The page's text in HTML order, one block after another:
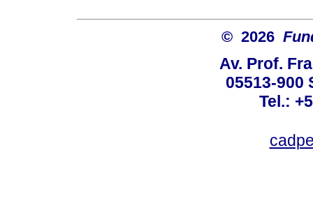
© 2026
Av. Prof.
05513-900
Tel.: